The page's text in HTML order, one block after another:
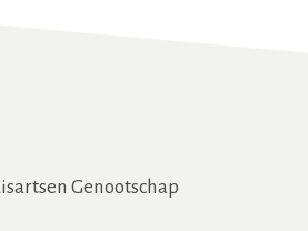
Genootschap